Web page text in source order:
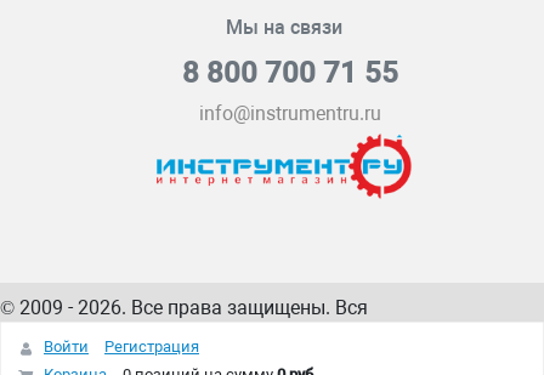
Мы на связи
8 800 700 71 55
info@instrumentru.ru
© 2009 - 2026. Все права защищены. Вся
информация на сайте – собственность
интернет-магазина
Войти
Регистрация